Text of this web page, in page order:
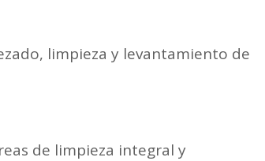
limpieza y levantamiento de
de limpieza integral y